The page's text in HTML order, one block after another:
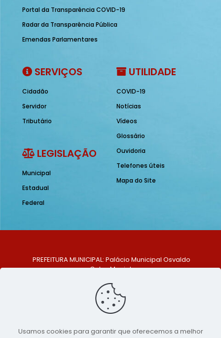
Portal da Transparência COVID-19
Radar da Transparência Pública
Emendas Parlamentares
SERVIÇOS
Cidadão
Servidor
Tributário
LEGISLAÇÃO
Municipal
Estadual
Federal
UTILIDADE
COVID-19
Notícias
Vídeos
Glossário
Ouvidoria
Telefones úteis
Mapa do Site
PREFEITURA MUNICIPAL: Palácio Municipal Osvaldo
Celso Maciel
Centro, São Bento do Una - PE. CEP: 553370-128
TELEFONE: (81) 99548-1569
E-MAIL: ouvidoria@saobentodouna.pe.gov.br
Usamos cookies para garantir que oferecemos a melhor